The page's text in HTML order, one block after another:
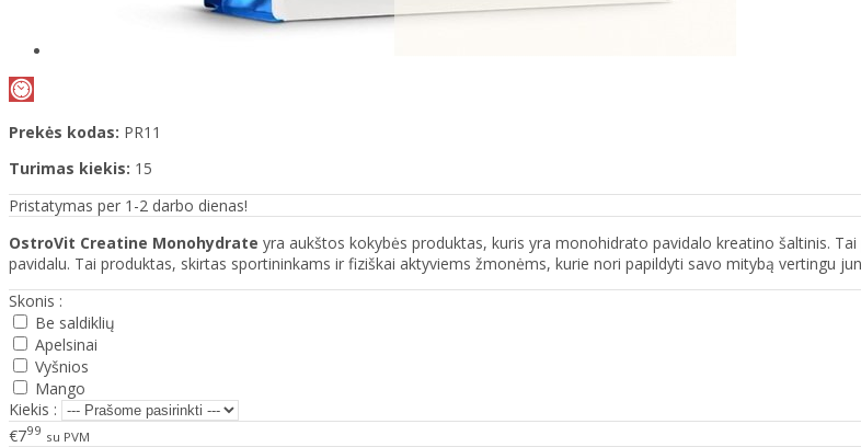
Prekės kodas: PR11
Turimas kiekis: 15
Pristatymas per 1-2 darbo dienas!
OstroVit Creatine Monohydrate yra aukštos kokybės produktas, kuris yra monohidrato pavidalo kreatino šaltinis.
pavidalu. Tai produktas, skirtas sportininkams ir fiziškai aktyviems žmonėms, kurie nori papildyti savo mitybą vertingu
Skonis :
Be saldiklių
Apelsinai
Vyšnios
Mango
Kiekis :
€799 su PVM